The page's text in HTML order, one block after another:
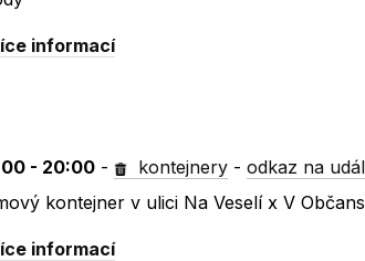
informací
- 20:00 - kontejnery -odkaz na
kontejner v ulici Na Veselí x V
informací